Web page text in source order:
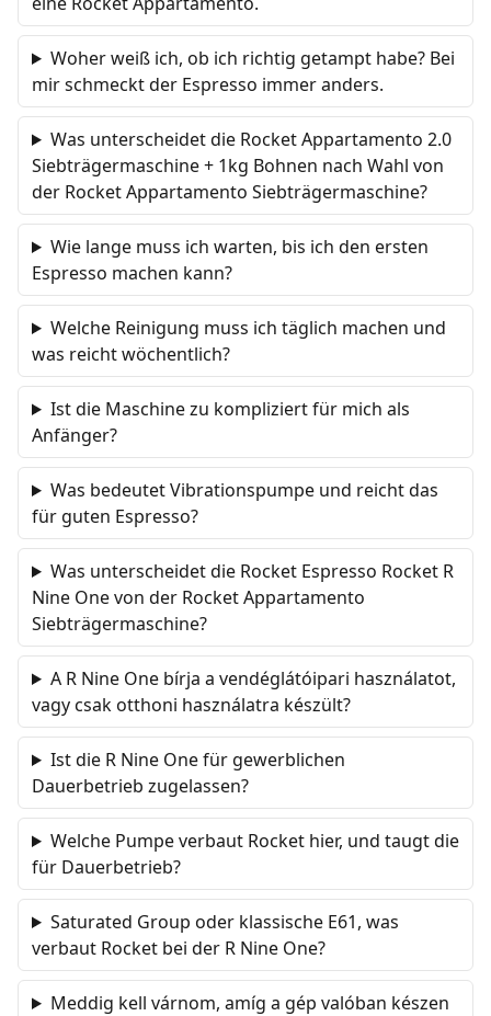
Woher weiß ich, ob ich richtig getampt habe? Bei
mir schmeckt der Espresso immer anders.
Was unterscheidet die Rocket Appartamento 2.0
Siebträgermaschine + 1kg Bohnen nach Wahl von
der Rocket Appartamento Siebträgermaschine?
Wie lange muss ich warten, bis ich den ersten
Espresso machen kann?
Welche Reinigung muss ich täglich machen und
was reicht wöchentlich?
Ist die Maschine zu kompliziert für mich als
Anfänger?
Was bedeutet Vibrationspumpe und reicht das
für guten Espresso?
Was unterscheidet die Rocket Espresso Rocket R
Nine One von der Rocket Appartamento
Siebträgermaschine?
A R Nine One bírja a vendéglátóipari használatot,
vagy csak otthoni használatra készült?
Ist die R Nine One für gewerblichen
Dauerbetrieb zugelassen?
Welche Pumpe verbaut Rocket hier, und taugt die
für Dauerbetrieb?
Saturated Group oder klassische E61, was
verbaut Rocket bei der R Nine One?
Meddig kell várnom, amíg a gép valóban készen